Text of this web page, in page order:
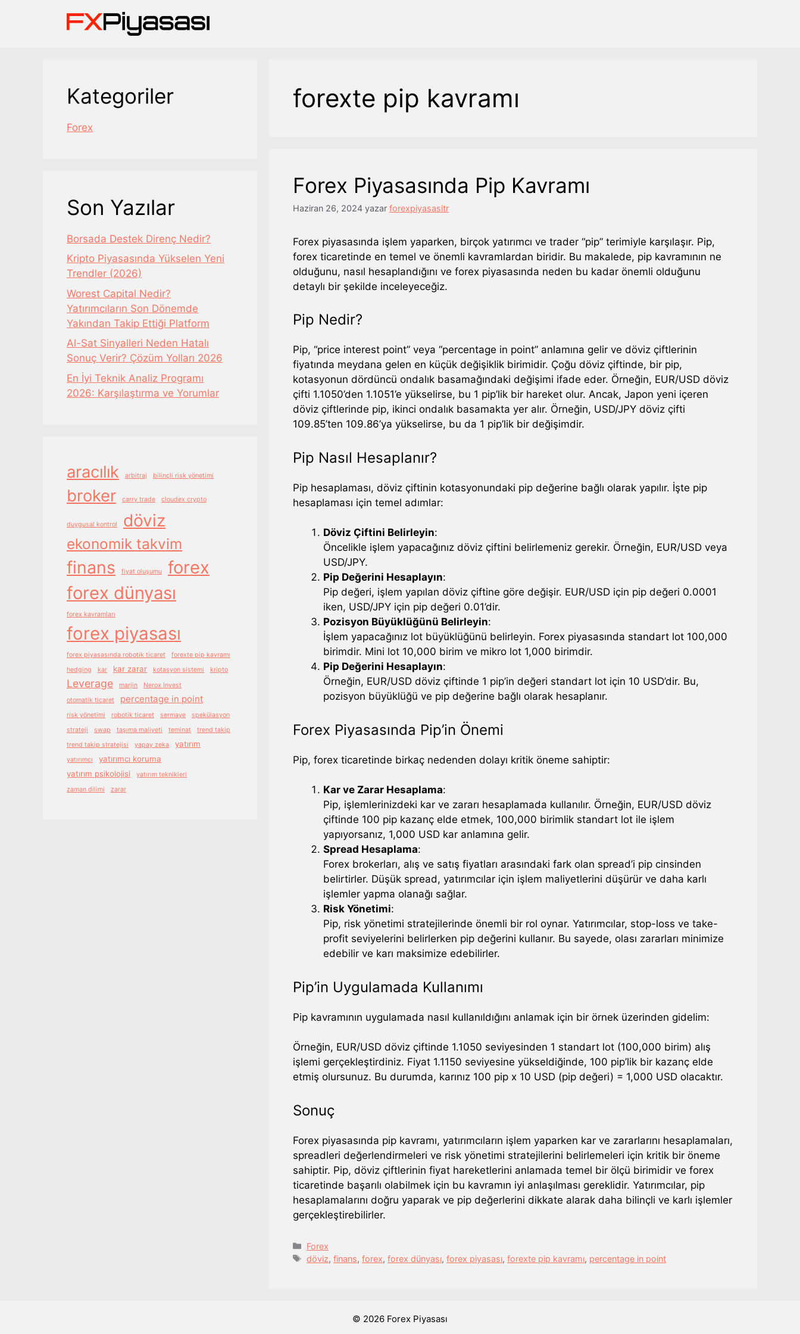
forexte pip kavramı
Forex Piyasasında Pip Kavramı
Haziran 26, 2024 yazar forexpiyasasitr
Forex piyasasında işlem yaparken, birçok yatırımcı ve trader “pip” terimiyle karşılaşır. Pip,
forex ticaretinde en temel ve önemli kavramlardan biridir. Bu makalede, pip kavramının ne
olduğunu, nasıl hesaplandığını ve forex piyasasında neden bu kadar önemli olduğunu
detaylı bir şekilde inceleyeceğiz.
Pip Nedir?
Pip, “price interest point” veya “percentage in point” anlamına gelir ve döviz çiftlerinin
fiyatında meydana gelen en küçük değişiklik birimidir. Çoğu döviz çiftinde, bir pip,
kotasyonun dördüncü ondalık basamağındaki değişimi ifade eder. Örneğin, EUR/USD döviz
çifti 1.1050’den 1.1051’e yükselirse, bu 1 pip’lik bir hareket olur. Ancak, Japon yeni içeren
döviz çiftlerinde pip, ikinci ondalık basamakta yer alır. Örneğin, USD/JPY döviz çifti
109.85’ten 109.86’ya yükselirse, bu da 1 pip’lik bir değişimdir.
Pip Nasıl Hesaplanır?
Pip hesaplaması, döviz çiftinin kotasyonundaki pip değerine bağlı olarak yapılır. İşte pip
hesaplaması için temel adımlar:
Döviz Çiftini Belirleyin:
Öncelikle işlem yapacağınız döviz çiftini belirlemeniz gerekir. Örneğin, EUR/USD veya
USD/JPY.
Pip Değerini Hesaplayın:
Pip değeri, işlem yapılan döviz çiftine göre değişir. EUR/USD için pip değeri 0.0001
iken, USD/JPY için pip değeri 0.01’dir.
Pozisyon Büyüklüğünü Belirleyin:
İşlem yapacağınız lot büyüklüğünü belirleyin. Forex piyasasında standart lot 100,000
birimdir. Mini lot 10,000 birim ve mikro lot 1,000 birimdir.
Pip Değerini Hesaplayın:
Örneğin, EUR/USD döviz çiftinde 1 pip’in değeri standart lot için 10 USD’dir. Bu,
pozisyon büyüklüğü ve pip değerine bağlı olarak hesaplanır.
Forex Piyasasında Pip’in Önemi
Pip, forex ticaretinde birkaç nedenden dolayı kritik öneme sahiptir:
Kar ve Zarar Hesaplama:
Pip, işlemlerinizdeki kar ve zararı hesaplamada kullanılır. Örneğin, EUR/USD döviz
çiftinde 100 pip kazanç elde etmek, 100,000 birimlik standart lot ile işlem
yapıyorsanız, 1,000 USD kar anlamına gelir.
Spread Hesaplama:
Forex brokerları, alış ve satış fiyatları arasındaki fark olan spread’i pip cinsinden
belirtirler. Düşük spread, yatırımcılar için işlem maliyetlerini düşürür ve daha karlı
işlemler yapma olanağı sağlar.
Risk Yönetimi:
Pip, risk yönetimi stratejilerinde önemli bir rol oynar. Yatırımcılar, stop-loss ve take-
profit seviyelerini belirlerken pip değerini kullanır. Bu sayede, olası zararları minimize
edebilir ve karı maksimize edebilirler.
Pip’in Uygulamada Kullanımı
Pip kavramının uygulamada nasıl kullanıldığını anlamak için bir örnek üzerinden gidelim:
Örneğin, EUR/USD döviz çiftinde 1.1050 seviyesinden 1 standart lot (100,000 birim) alış
işlemi gerçekleştirdiniz. Fiyat 1.1150 seviyesine yükseldiğinde, 100 pip’lik bir kazanç elde
etmiş olursunuz. Bu durumda, karınız 100 pip x 10 USD (pip değeri) = 1,000 USD olacaktır.
Sonuç
Forex piyasasında pip kavramı, yatırımcıların işlem yaparken kar ve zararlarını hesaplamaları,
spreadleri değerlendirmeleri ve risk yönetimi stratejilerini belirlemeleri için kritik bir öneme
sahiptir. Pip, döviz çiftlerinin fiyat hareketlerini anlamada temel bir ölçü birimidir ve forex
ticaretinde başarılı olabilmek için bu kavramın iyi anlaşılması gereklidir. Yatırımcılar, pip
hesaplamalarını doğru yaparak ve pip değerlerini dikkate alarak daha bilinçli ve karlı işlemler
gerçekleştirebilirler.
Kategoriler
Forex
Etiketler
döviz,finans,forex,forex dünyası,forex piyasası,forexte pip kavramı, percentage in point
Kategoriler
Forex
Son Yazılar
Borsada Destek Direnç Nedir?
Kripto Piyasasında Yükselen Yeni
Trendler (2026)
Worest Capital Nedir?
Yatırımcıların Son Dönemde
Yakından Takip Ettiği Platform
Al-Sat Sinyalleri Neden Hatalı
Sonuç Verir? Çözüm Yolları 2026
En İyi Teknik Analiz Programı
2026: Karşılaştırma ve Yorumlar
aracılık arbitraj bilinçli risk yönetimi
broker carry trade cloudex crypto
duygusal kontrol döviz
ekonomik takvim
finans fiyat oluşumu
forex
forex dünyası
forex kavramları
forex piyasası
forex piyasasında robotik ticaret
forexte pip kavramı
hedging
kar kar zarar kotasyon sistemi kripto
Leverage marjin
Nerox Invest
otomatik ticaret
percentage in point
risk yönetimi robotik ticaret sermaye
spekülasyon
strateji
swap taşıma maliyeti teminat
trend takip
trend takip stratejisi
yapay zeka yatırım
yatırımcı
yatırımcı koruma
yatırım psikolojisi
yatırım teknikleri
zaman dilimi
zarar
© 2026 Forex Piyasası